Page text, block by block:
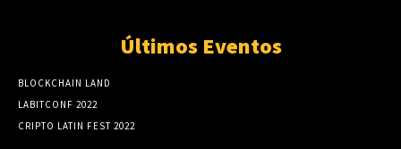
Últimos Eventos
BLOCKCHAIN LAND
LABITCONF 2022
CRIPTO LATIN FEST 2022